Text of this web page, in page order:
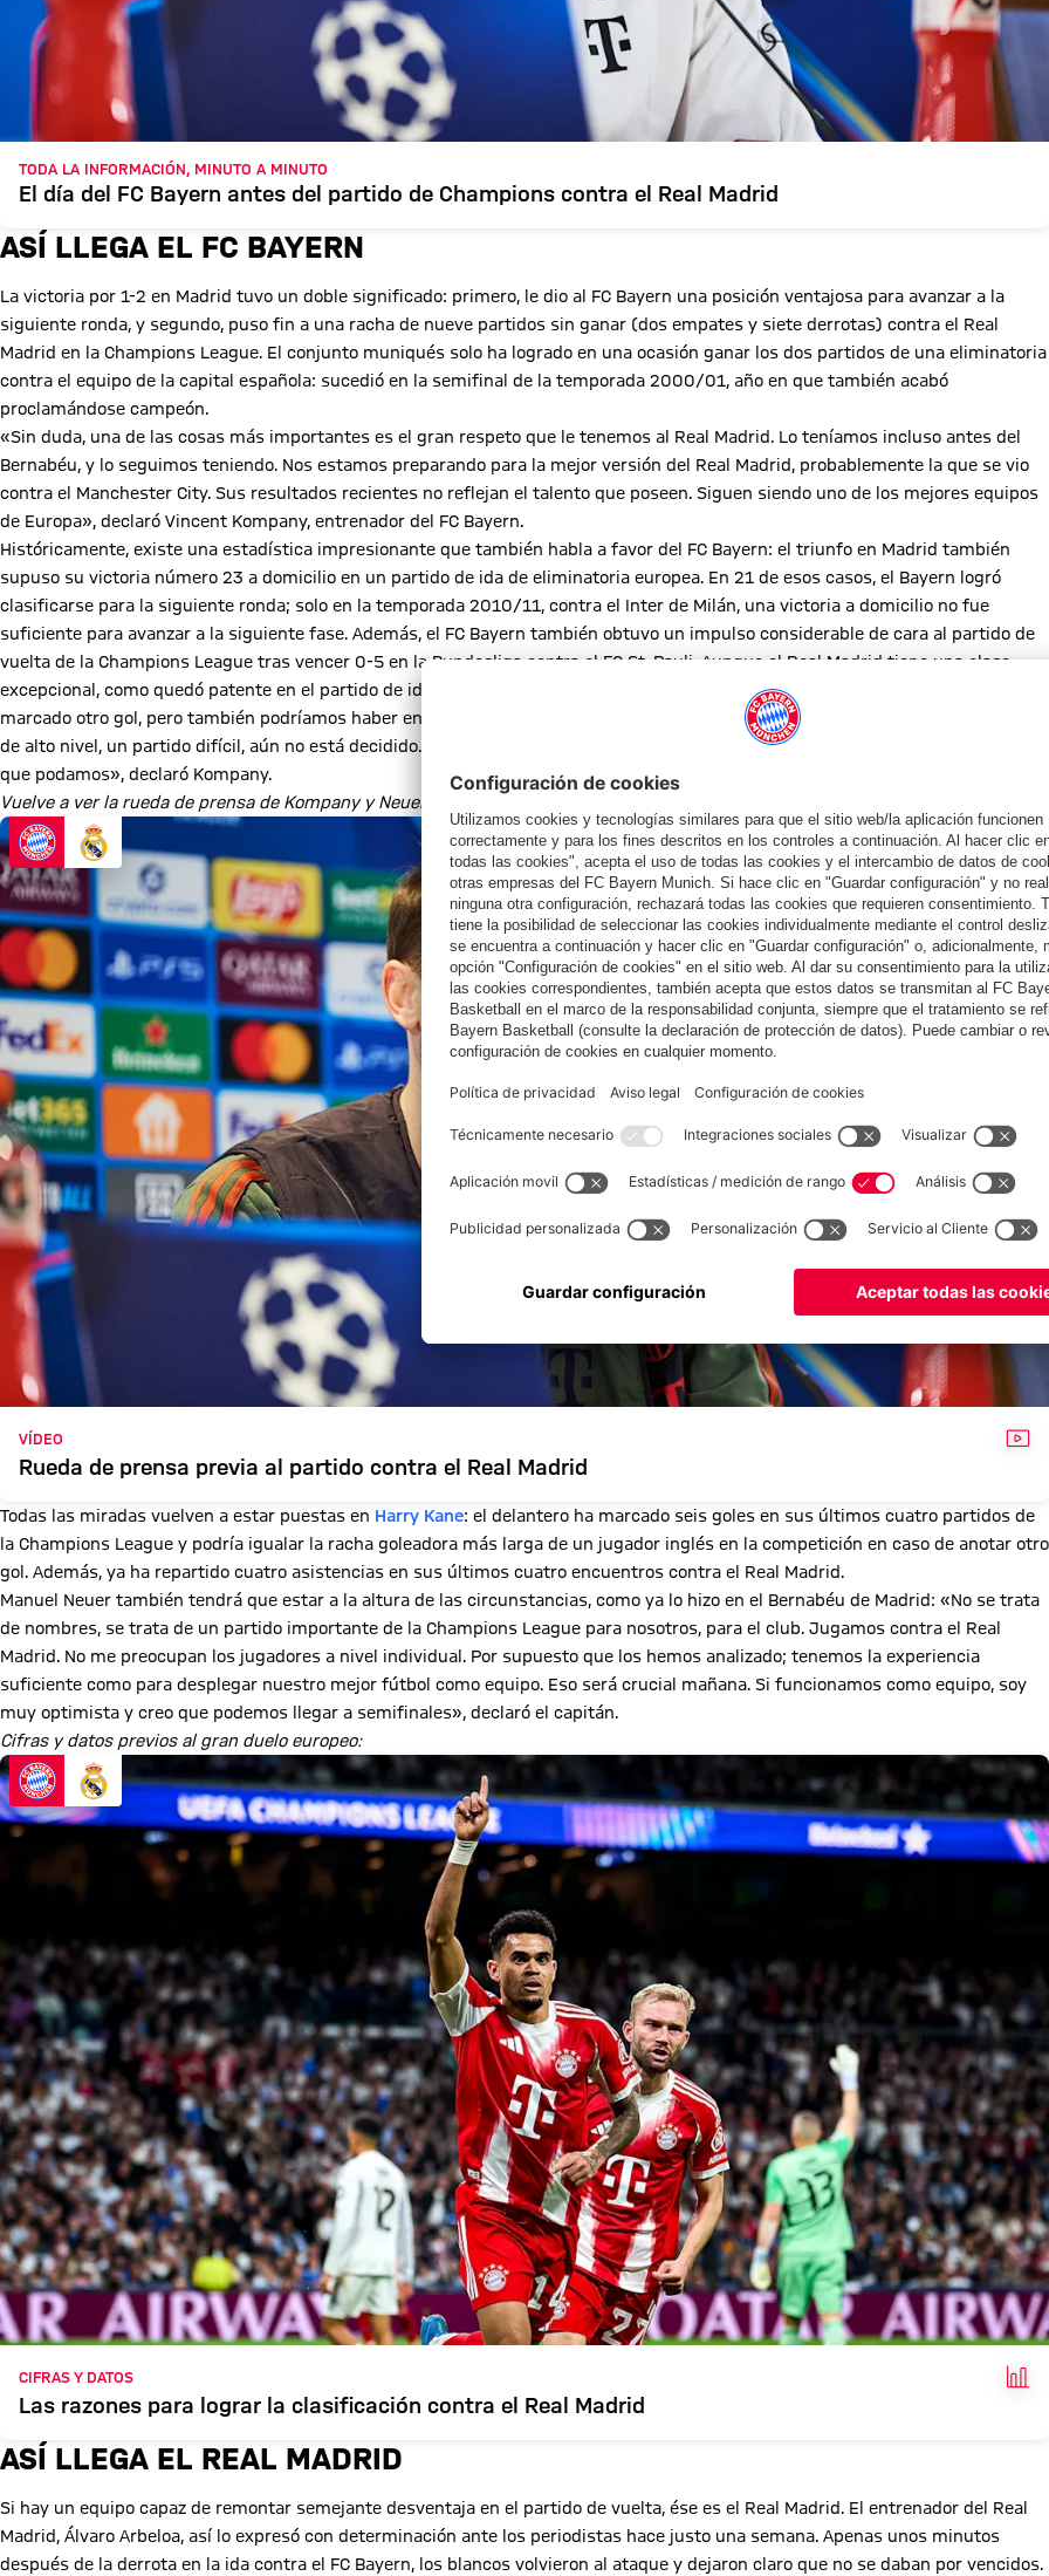
TODA LA INFORMACIÓN, MINUTO A MINUTO
El día del FC Bayern antes del partido de Champions contra el Real Madrid
ASÍ LLEGA EL FC BAYERN
La victoria por 1-2 en Madrid tuvo un doble significado: primero, le dio al FC Bayern una posición ventajosa para avanzar a la
siguiente ronda, y segundo, puso fin a una racha de nueve partidos sin ganar (dos empates y siete derrotas) contra el Real
Madrid en la Champions League. El conjunto muniqués solo ha logrado en una ocasión ganar los dos partidos de una eliminatoria
contra el equipo de la capital española: sucedió en la semifinal de la temporada 2000/01, año en que también acabó
proclamándose campeón.
«Sin duda, una de las cosas más importantes es el gran respeto que le tenemos al Real Madrid. Lo teníamos incluso antes del
Bernabéu, y lo seguimos teniendo. Nos estamos preparando para la mejor versión del Real Madrid, probablemente la que se vio
contra el Manchester City. Sus resultados recientes no reflejan el talento que poseen. Siguen siendo uno de los mejores equipos
de Europa», declaró Vincent Kompany, entrenador del FC Bayern.
Históricamente, existe una estadística impresionante que también habla a favor del FC Bayern: el triunfo en Madrid también
supuso su victoria número 23 a domicilio en un partido de ida de eliminatoria europea. En 21 de esos casos, el Bayern logró
clasificarse para la siguiente ronda; solo en la temporada 2010/11, contra el Inter de Milán, una victoria a domicilio no fue
suficiente para avanzar a la siguiente fase. Además, el FC Bayern también obtuvo un impulso considerable de cara al partido de
vuelta de la Champions League tras vencer 0-5 en la Bundesliga contra el FC St. Pauli. Aunque el Real Madrid tiene una clase
excepcional, como quedó patente en el partido de ida: «Creo que fue un buen resultado. Eso es todo. Quizás podríamos haber
marcado otro gol, pero también podríamos haber encajado alguno más. Tenemos una ligera ventaja, nada más. Será un partido
de alto nivel, un partido difícil, aún no está decidido. ¡Estoy muy satisfecho con el resultado! Y trataremos de mejorar en todo lo
que podamos», declaró Kompany.
Vuelve a ver la rueda de prensa de Kompany y Neuer, con traducción simultánea en español
VÍDEO
Rueda de prensa previa al partido contra el Real Madrid
Todas las miradas vuelven a estar puestas en Harry Kane: el delantero ha marcado seis goles en sus últimos cuatro partidos de
la Champions League y podría igualar la racha goleadora más larga de un jugador inglés en la competición en caso de anotar otro
gol. Además, ya ha repartido cuatro asistencias en sus últimos cuatro encuentros contra el Real Madrid.
Manuel Neuer también tendrá que estar a la altura de las circunstancias, como ya lo hizo en el Bernabéu de Madrid: «No se trata
de nombres, se trata de un partido importante de la Champions League para nosotros, para el club. Jugamos contra el Real
Madrid. No me preocupan los jugadores a nivel individual. Por supuesto que los hemos analizado; tenemos la experiencia
suficiente como para desplegar nuestro mejor fútbol como equipo. Eso será crucial mañana. Si funcionamos como equipo, soy
muy optimista y creo que podemos llegar a semifinales», declaró el capitán.
Cifras y datos previos al gran duelo europeo:
CIFRAS Y DATOS
Las razones para lograr la clasificación contra el Real Madrid
ASÍ LLEGA EL REAL MADRID
Si hay un equipo capaz de remontar semejante desventaja en el partido de vuelta, ése es el Real Madrid. El entrenador del Real
Madrid, Álvaro Arbeloa, así lo expresó con determinación ante los periodistas hace justo una semana. Apenas unos minutos
después de la derrota en la ida contra el FC Bayern, los blancos volvieron al ataque y dejaron claro que no se daban por vencidos.